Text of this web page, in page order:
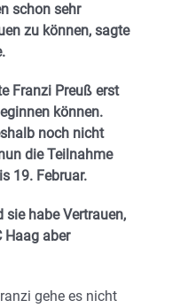
schon sehr
zu können, sagte
Franzi Preuß erst
können.
noch nicht
die Teilnahme
19. Februar.
sie habe Vertrauen,
Haag aber
gehe es nicht